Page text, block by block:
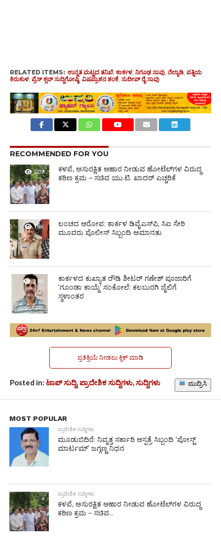
RELATED ITEMS: ಉನ್ನತ ಮಟ್ಟದ ತನಿಖೆ, ಕಾರ್ಕಳ, ನಿಗೂಢ ಸಾವು, ನೆಲ್ಯಾಡಿ, ಪತ್ನಿಯ
ಕಿರುಕುಳ, ಪ್ರೆಸ್ ಕ್ಲಬ್ ಸುದ್ದಿಗೋಷ್ಠಿ, ವಿಷಪ್ರಾಶನ ಶಂಕೆ, ಸುದೀಪ್ ರೈ ಸಾವು
RECOMMENDED FOR YOU
207
ಕಳಪೆ, ಅಸುರಕ್ಷಿತ ಆಹಾರ ನೀಡುವ ಹೋಟೆಲ್‌ಗಳ ವಿರುದ್ಧ
ಕಠಿಣ ಕ್ರಮ – ಸಚಿವ ಯು.ಟಿ. ಖಾದರ್ ಎಚ್ಚರಿಕೆ
1.8K
ಲಂಚದ ಆರೋಪ: ಕಾರ್ಕಳ ಡಿವೈಎಸ್‌ಪಿ, ಸಿಐ ಸೇರಿ
ಮೂವರು ಪೊಲೀಸ್ ಸಿಬ್ಬಂದಿ ಅಮಾನತು
2.8K
ಕಾರ್ಕಳದ ಕುಖ್ಯಾತ ರೌಡಿ ಶೀಟರ್ ಗಣೇಶ್ ಪೂಜಾರಿಗೆ
‘ಗೂಂಡಾ ಕಾಯ್ದೆ’ ಸಂಕೋಲೆ: ಕಲಬುರಗಿ ಜೈಲಿಗೆ
ಸ್ಥಳಾಂತರ
ಪ್ರತಿಕ್ರಿಯೆ ನೀಡಲು ಕ್ಲಿಕ್ ಮಾಡಿ
Posted in: ಟಾಪ್ ಸುದ್ದಿ,ಪ್ರಾದೇಶಿಕ ಸುದ್ದಿಗಳು,ಸುದ್ದಿಗಳು ಮುದ್ರಿಸಿ
MOST POPULAR
ಪ್ರಾದೇಶಿಕ ಸುದ್ದಿಗಳು
ಮೂಡುಬಿದಿರೆ: ನಿವೃತ್ತ ಸರ್ಕಾರಿ ಆಸ್ಪತ್ರೆ ಸಿಬ್ಬಂದಿ ‘ಪೋಸ್ಟ್
ಮಾರ್ಟಮ್’ ಜಗ್ಗಣ್ಣ ನಿಧನ
ಪ್ರಾದೇಶಿಕ ಸುದ್ದಿಗಳು
ಕಳಪೆ, ಅಸುರಕ್ಷಿತ ಆಹಾರ ನೀಡುವ ಹೋಟೆಲ್‌ಗಳ ವಿರುದ್ಧ
ಕಠಿಣ ಕ್ರಮ – ಸಚಿವ...